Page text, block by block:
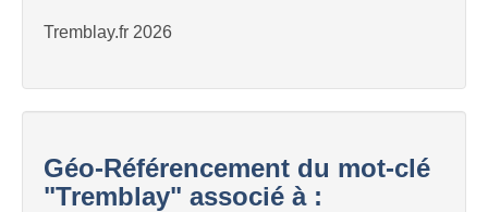
Tremblay.fr 2026
Géo-Référencement du mot-clé
"Tremblay" associé à :